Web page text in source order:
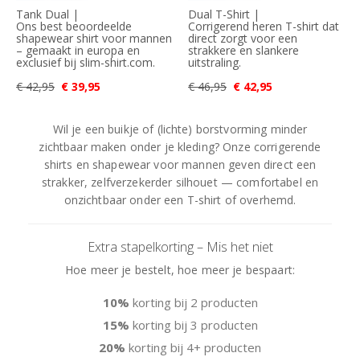
Tank Dual |
Ons best beoordeelde
shapewear shirt voor mannen
– gemaakt in europa en
exclusief bij slim-shirt.com.
€ 42,95 € 39,95
Dual T-Shirt |
Corrigerend heren T-shirt dat
direct zorgt voor een
strakkere en slankere
uitstraling.
€ 46,95 € 42,95
Wil je een buikje of (lichte) borstvorming minder
zichtbaar maken onder je kleding? Onze corrigerende
shirts en shapewear voor mannen geven direct een
strakker, zelfverzekerder silhouet — comfortabel en
onzichtbaar onder een T-shirt of overhemd.
Extra stapelkorting – Mis het niet
Hoe meer je bestelt, hoe meer je bespaart:
10% korting bij 2 producten
15% korting bij 3 producten
20% korting bij 4+ producten